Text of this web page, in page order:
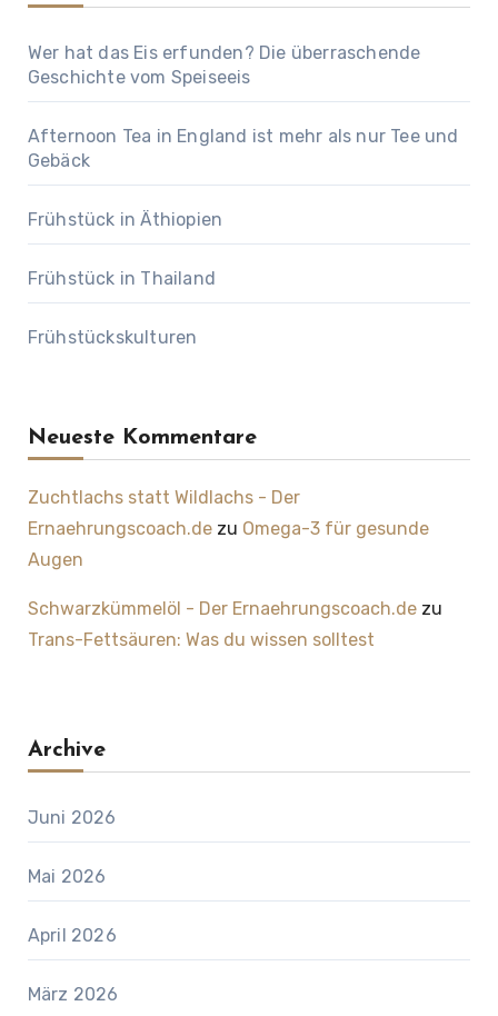
Wer hat das Eis erfunden? Die überraschende
Geschichte vom Speiseeis
Afternoon Tea in England ist mehr als nur Tee und
Gebäck
Frühstück in Äthiopien
Frühstück in Thailand
Frühstückskulturen
Neueste Kommentare
Zuchtlachs statt Wildlachs - Der
Ernaehrungscoach.dezu Omega-3 für gesunde
Augen
Schwarzkümmelöl - Der Ernaehrungscoach.dezu
Trans-Fettsäuren: Was du wissen solltest
Archive
Juni 2026
Mai 2026
April 2026
März 2026